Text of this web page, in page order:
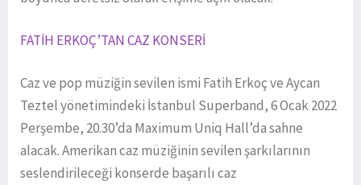
FATİH ERKOÇ’TAN CAZ KONSERİ
Caz ve pop müziğin sevilen ismi Fatih Erkoç ve Aycan
Teztel yönetimindeki İstanbul Superband, 6 Ocak 2022
Perşembe, 20.30’da Maximum Uniq Hall’da sahne
alacak. Amerikan caz müziğinin sevilen şarkılarının
seslendirileceği konserde başarılı caz